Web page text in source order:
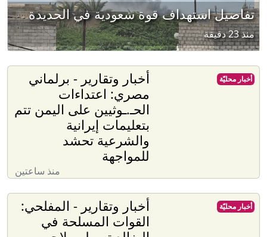
تفاصيل استهداف قوة سعودية في الحديدة
منذ 23 دقيقة
أخبار وتقارير - برلماني
مصري: اعتداءات
الحـ.ـوثيين على اليمن تتم
بتعليمات إيرانية
والشرعية تحشد
للمواجهة
منذ ساعتين
أخبار محليّة
أخبار وتقارير - المفلحي:
القوات المسلحة في
أخبار محليّة